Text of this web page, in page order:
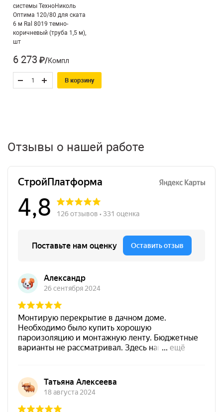
удобство транспортировки — комплект упакован в
одну коробку, помещается в легковой автомобиль
габариты упаковки: 2030 × 160 × 240 мм
самостоятельной установки (DIY)
системы ТехноНиколь
Оптима 120/80 для ската
6 м Ral 8019 темно-
коричневый (труба 1,5 м),
шт
6 273 ₽/Компл
В корзину
Отзывы о нашей работе